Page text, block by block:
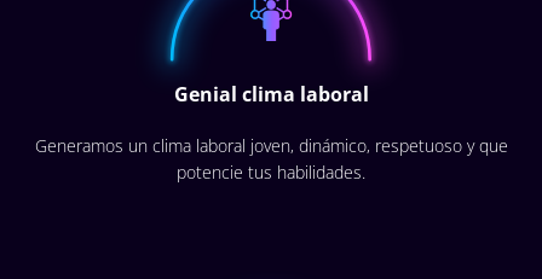
Genial clima laboral
Generamos un clima laboral joven, dinámico, respetuoso y que
potencie tus habilidades.